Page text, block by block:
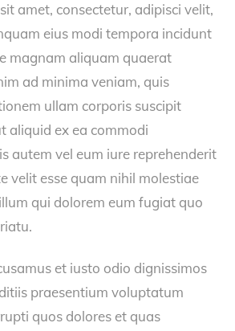
amet, consectetur, adipisci velit,
eius modi tempora incidunt
magnam aliquam quaerat
ad minima veniam, quis
ullam corporis suscipit
aliquid ex ea commodi
autem vel eum iure reprehenderit
velit esse quam nihil molestiae
qui dolorem eum fugiat quo
et iusto odio dignissimos
praesentium voluptatum
quos dolores et quas